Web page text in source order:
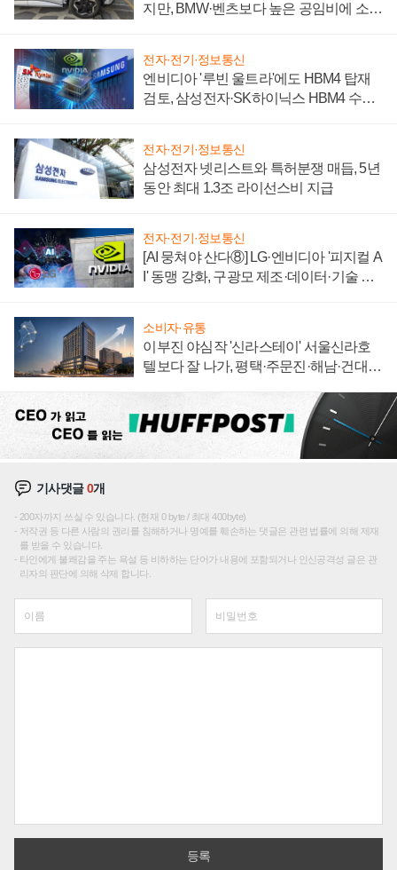
지만, BMW·벤츠보다 높은 공임비에 소비
전자·전기·정보통신
엔비디아 '루빈 울트라'에도 HBM4 탑재
검토, 삼성전자·SK하이닉스 HBM4 수율
전자·전기·정보통신
삼성전자 넷리스트와 특허분쟁 매듭, 5년
동안 최대 1.3조 라이선스비 지급
전자·전기·정보통신
[AI 뭉쳐야 산다⑧] LG·엔비디아 '피지컬 A
I' 동맹 강화, 구광모 제조·데이터·기술 결
소비자·유통
이부진 야심작 '신라스테이' 서울신라호
텔보다 잘 나가, 평택·주문진·해남·건대로
기사댓글0개
200자까지 쓰실 수 있습니다. (현재 0 byte / 최대 400byte)
저작권 등 다른 사람의 권리를 침해하거나 명예를 훼손하는 댓글은 관련 법률에 의해 제재
를 받을 수 있습니다.
타인에게 불쾌감을 주는 욕설 등 비하하는 단어가 내용에 포함되거나 인신공격성 글은 관
리자의 판단에 의해 삭제 합니다.